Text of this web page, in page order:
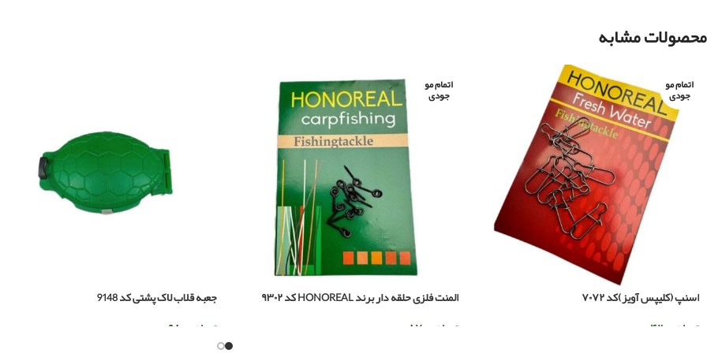
محصولات مشابه
اتمام مو
جودی
اسنپ (کلیپس آویز)کد ۷۰۷۲
تومان
۴۲.۰۰۰
اتمام مو
جودی
المنت فلزی حلقه دار برند HONOREAL کد ۹۳۰۲
تومان
۸۷.۰۰۰
جعبه قلاب لاک پشتی کد 9148
تومان
۹۸.۰۰۰